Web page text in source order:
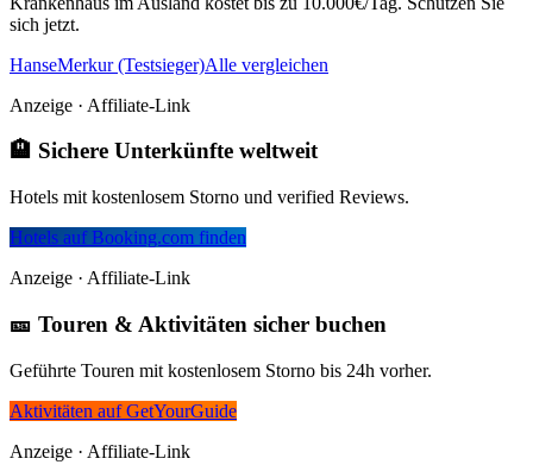
sich jetzt.
HanseMerkur (Testsieger)Alle vergleichen
Anzeige · Affiliate-Link
🏨 Sichere Unterkünfte weltweit
Hotels mit kostenlosem Storno und verified Reviews.
Hotels auf Booking.com finden
Anzeige · Affiliate-Link
🎫 Touren & Aktivitäten sicher buchen
Geführte Touren mit kostenlosem Storno bis 24h vorher.
Aktivitäten auf GetYourGuide
Anzeige · Affiliate-Link